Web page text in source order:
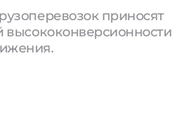
приносят
высококонверсионности